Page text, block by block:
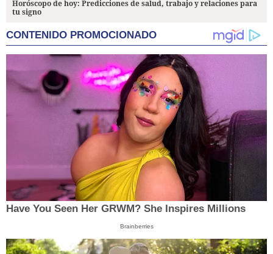
Horóscopo de hoy: Predicciones de salud, trabajo y relaciones para
tu signo
CONTENIDO PROMOCIONADO
Have You Seen Her GRWM? She Inspires Millions
Brainberries